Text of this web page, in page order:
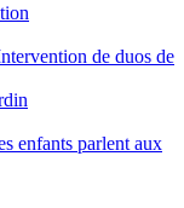
de duos de
enfants parlent aux